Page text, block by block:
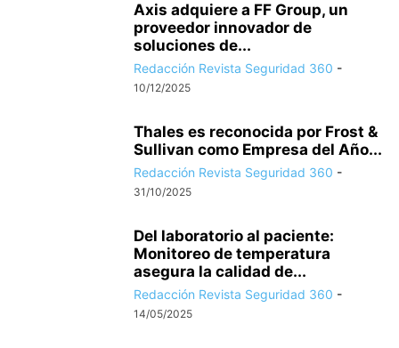
Axis adquiere a FF Group, un
proveedor innovador de
soluciones de...
Redacción Revista Seguridad 360 -
10/12/2025
Thales es reconocida por Frost &
Sullivan como Empresa del Año...
Redacción Revista Seguridad 360 -
31/10/2025
Del laboratorio al paciente:
Monitoreo de temperatura
asegura la calidad de...
Redacción Revista Seguridad 360 -
14/05/2025